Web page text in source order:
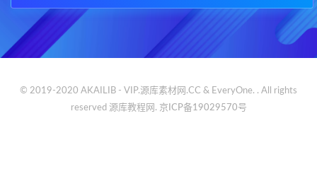
© 2019-2020 AKAILIB - VIP.源库素材网.CC & EveryOne. . All rights
reserved 源库教程网. 京ICP备19029570号